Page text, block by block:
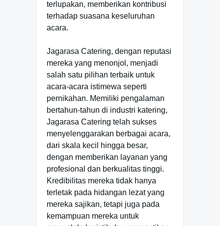
terlupakan, memberikan kontribusi
terhadap suasana keseluruhan
acara.
Jagarasa Catering, dengan reputasi
mereka yang menonjol, menjadi
salah satu pilihan terbaik untuk
acara-acara istimewa seperti
pernikahan. Memiliki pengalaman
bertahun-tahun di industri katering,
Jagarasa Catering telah sukses
menyelenggarakan berbagai acara,
dari skala kecil hingga besar,
dengan memberikan layanan yang
profesional dan berkualitas tinggi.
Kredibilitas mereka tidak hanya
terletak pada hidangan lezat yang
mereka sajikan, tetapi juga pada
kemampuan mereka untuk